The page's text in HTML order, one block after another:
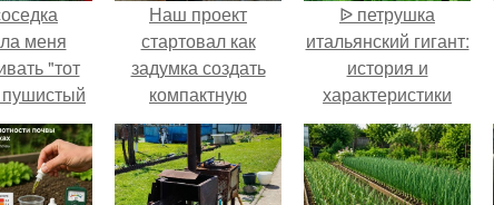
меня
"тот
Наш проект
стартовал как
задумка создать
компактную
беседку для
отдыха.
ᐉ петрушка
итальянский гигант:
история и
характеристики